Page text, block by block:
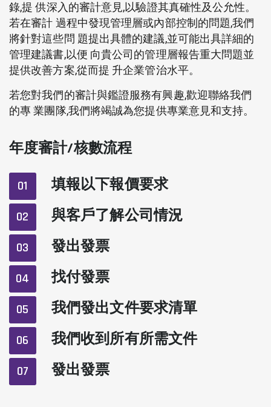
錄,提 供深入的審計意見,以驗證其真確性及公允性。
若在審計 過程中發現管理層或內部控制的問題,我們
將針對這些問 題提出具體的建議,並可能出具詳細的
管理建議書,以便 向貴公司的管理層報告重大問題並
提供改善方案,從而提 升企業管治水平。
若您對我們的審計與鑑證服務有興趣,歡迎聯絡我們
的專 業團隊,我們將竭誠為您提供專業意見和支持。
年度審計/核數流程
01 填報以下報價要求
02 與客戶了解公司情況
03 發出發票
04 找付發票
05 我們發出文件要求清單
06 我們收到所有所需文件
07 發出發票